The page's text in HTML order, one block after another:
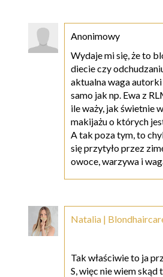
Anonimowy
Wydaje mi się, że to
diecie czy
aktualna waga autorki
samo jak np. Ewa z
ile waży, jak świetnie
makijażu o których
A tak poza tym, to
się przytyło przez
owoce, warzywa i
Natalia |
Tak właściwie to ja
S, więc nie wiem skąd